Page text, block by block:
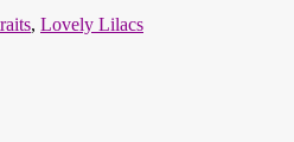
, Lovely Lilacs